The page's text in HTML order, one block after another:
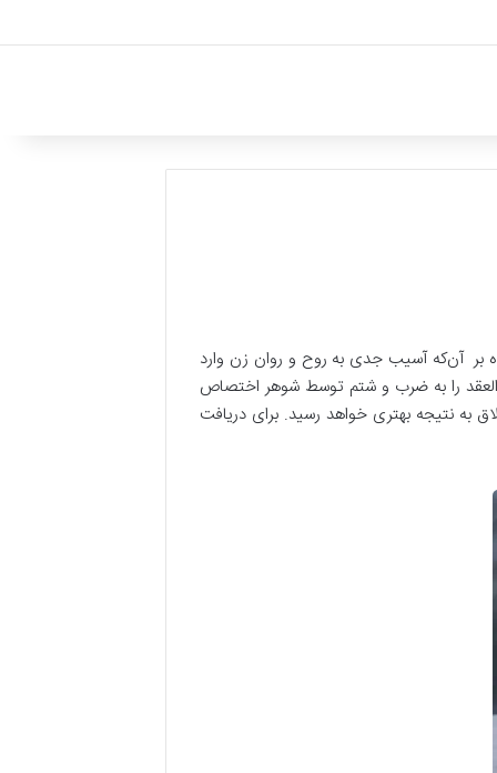
بر آن‌که آسیب جدی به روح و روان زن وارد
العقد را به ضرب و شتم توسط شوهر اختصاص
به نتیجه بهتری خواهد رسید. برای دریافت